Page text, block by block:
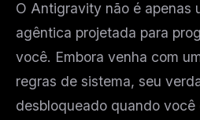
O Antigravity não é apenas
agêntica projetada para
você. Embora venha com
regras de sistema, seu
desbloqueado quando você